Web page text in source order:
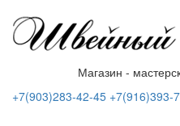
Магазин -
+7(903)283-42-45 +7(916)393-